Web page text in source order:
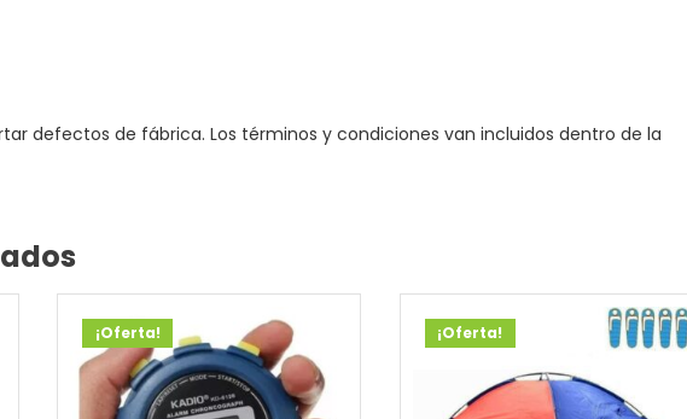
defectos de fábrica. Los términos y condiciones van incluidos dentro de la
¡Oferta! ¡Oferta!